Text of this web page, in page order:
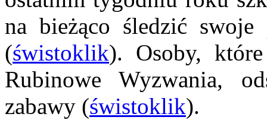
na bieżąco śledzić
(świstoklik). Osoby,
Rubinowe Wyzwania,
zabawy (świstoklik).